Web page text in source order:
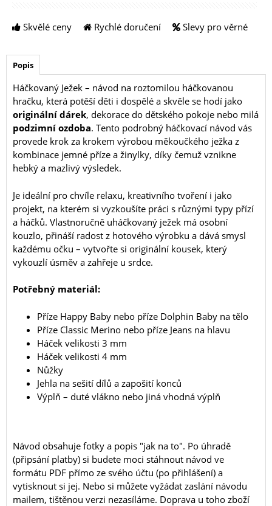
Skvělé ceny Rychlé doručení Slevy pro věrné
Popis
Háčkovaný Ježek – návod na roztomilou háčkovanou
hračku, která potěší děti i dospělé a skvěle se hodí jako
originální dárek, dekorace do dětského pokoje nebo milá
podzimní ozdoba. Tento podrobný háčkovací návod vás
provede krok za krokem výrobou měkoučkého ježka z
kombinace jemné příze a žinylky, díky čemuž vznikne
hebký a mazlivý výsledek.
Je ideální pro chvíle relaxu, kreativního tvoření i jako
projekt, na kterém si vyzkoušíte práci s různými typy přízí
a háčků. Vlastnoručně uháčkovaný ježek má osobní
kouzlo, přináší radost z hotového výrobku a dává smysl
každému očku – vytvořte si originální kousek, který
vykouzlí úsměv a zahřeje u srdce.
Potřebný materiál:
Příze Happy Baby nebo příze Dolphin Baby na tělo
Příze Classic Merino nebo příze Jeans na hlavu
Háček velikosti 3 mm
Háček velikosti 4 mm
Nůžky
Jehla na sešití dílů a zapošití konců
Výplň – duté vlákno nebo jiná vhodná výplň
Návod obsahuje fotky a popis "jak na to". Po úhradě
(připsání platby) si budete moci stáhnout návod ve
formátu PDF přímo ze svého účtu (po přihlášení) a
vytisknout si jej. Nebo si můžete vyžádat zaslání návodu
mailem, tištěnou verzi nezasíláme. Doprava u toho zboží